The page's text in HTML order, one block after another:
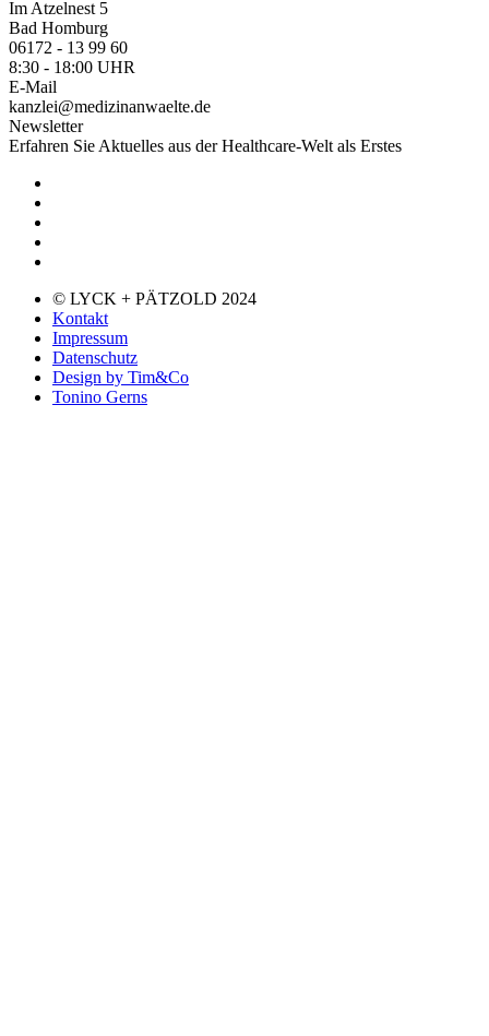
Im Atzelnest 5
Bad Homburg
06172 - 13 99 60
8:30 - 18:00 UHR
E-Mail
kanzlei@medizinanwaelte.de
Newsletter
Erfahren Sie Aktuelles aus der Healthcare-Welt als Erstes
© LYCK + PÄTZOLD 2024
Kontakt
Impressum
Datenschutz
Design by Tim&Co
Tonino Gerns